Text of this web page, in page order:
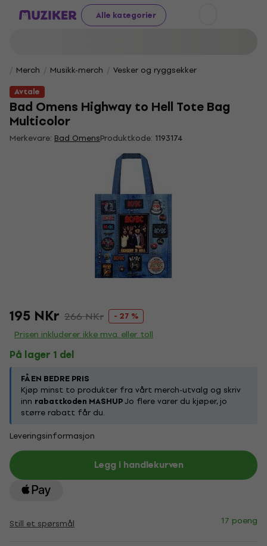
Alle kategorier
Merch Musikk-merch
Vesker og ryggsekker
Avtale
Bad Omens Highway to Hell Tote Bag
Multicolor
Merkevare: Bad OmensProduktkode: 1193174
195 NKr 266 NKr - 27 %
Prisen inkluderer ikke mva. eller toll
På lager 1 del
FÅ EN BEDRE PRIS
Kjøp minst to produkter fra vårt merch-utvalg og skriv
inn rabattkoden MASHUPJo flere varer du kjøper, jo
større rabatt får du.
Leveringsinformasjon
Legg i handlekurven
Still et spørsmål 17 poeng